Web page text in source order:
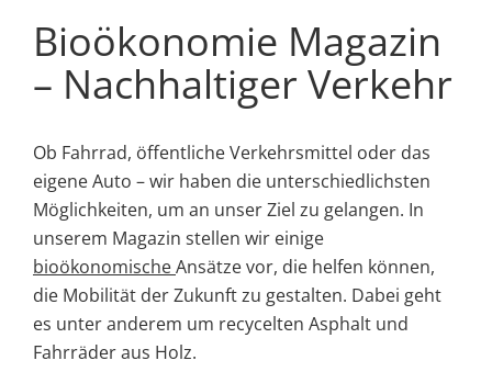
Bioökonomie Magazin
– Nachhaltiger Verkehr
Ob Fahrrad, öffentliche Verkehrsmittel oder das
eigene Auto – wir haben die unterschiedlichsten
Möglichkeiten, um an unser Ziel zu gelangen. In
unserem Magazin stellen wir einige
bioökonomischeAnsätze vor, die helfen können,
die Mobilität der Zukunft zu gestalten. Dabei geht
es unter anderem um recycelten Asphalt und
Fahrräder aus Holz.